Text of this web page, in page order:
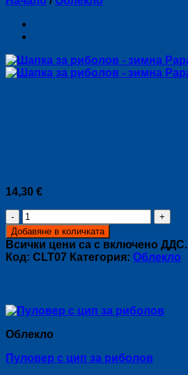
14,30 €
количество
за
Шапка
за
риболов
Добавяне в количката
Всички цени са с включено ДДС.
Код: CLT07 Категория: Облекло
Облекло
Пуловер с цип за риболов